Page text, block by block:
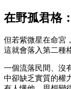
在野孤君格
但若紫微星在命宮
這就會落入第二種
一個流落民間、沒
中卻缺乏實質的權